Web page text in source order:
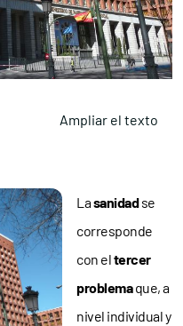
Ampliar el texto
Lasanidadse
corresponde
con eltercer
problemaque, a
nivel individual y